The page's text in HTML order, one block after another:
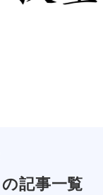
の記事一覧